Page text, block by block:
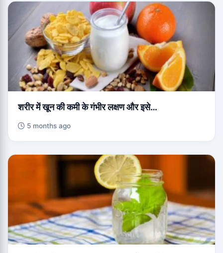
शरीर में खून की कमी के गंभीर लक्षण और इसे…
5 months ago